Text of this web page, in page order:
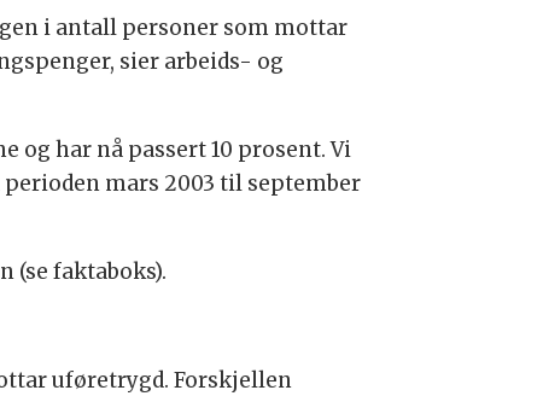
i antall personer som mottar
sier arbeids- og
og har nå passert 10 prosent. Vi
mars 2003 til september
(se faktaboks).
uføretrygd. Forskjellen